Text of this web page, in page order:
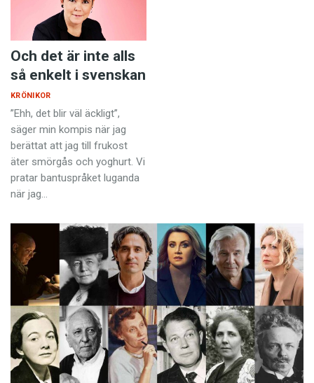
Och det är inte alls
så enkelt i svenskan
KRÖNIKOR
”Ehh, det blir väl äckligt”,
säger min kompis när jag
berättat att jag till frukost
äter smörgås och yoghurt. Vi
pratar bantuspråket luganda
när jag…